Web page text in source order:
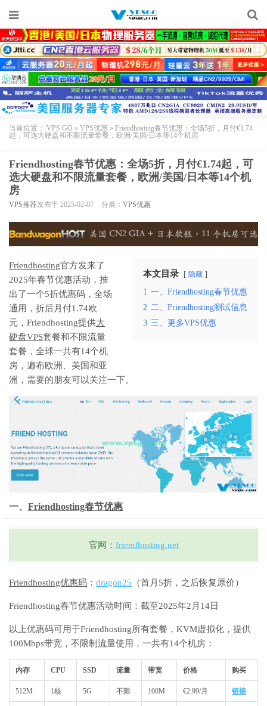
当前位置： VPS GO » VPS优惠 » Friendhosting春节优惠：全场5折，月付€1.74
起，可选大硬盘和不限流量套餐，欧洲/美国/日本等14个机房
Friendhosting春节优惠：全场5折，月付€1.74起，可
选大硬盘和不限流量套餐，欧洲/美国/日本等14个机
房
VPS推荐发布于 2025-02-07 分类： VPS优惠
本文目录 隐藏
1 一、Friendhosting春节优惠
2 二、Friendhosting测试信息
3 三、更多VPS优惠
Friendhosting官方发来了
2025年春节优惠活动，推
出了一个5折优惠码，全场
通用，折后月付1.74欧
元，Friendhosting提供大
硬盘VPS套餐和不限流量
套餐，全球一共有14个机
房，遍布欧洲、美国和亚
洲，需要的朋友可以关注一下。
一、 Friendhosting春节优惠
官网： friendhosting.net
Friendhosting优惠码 ： dragon25 （首月5折，之后恢复原价）
Friendhosting春节优惠活动时间：截至2025年2月14日
以上优惠码可用于Friendhosting所有套餐，KVM虚拟化，提供
100Mbps带宽，不限制流量使用，一共有14个机房：
内存 CPU SSD 流量 带宽 价格 购买
512M 1核 5G 不限 100M €2.99/月 链接